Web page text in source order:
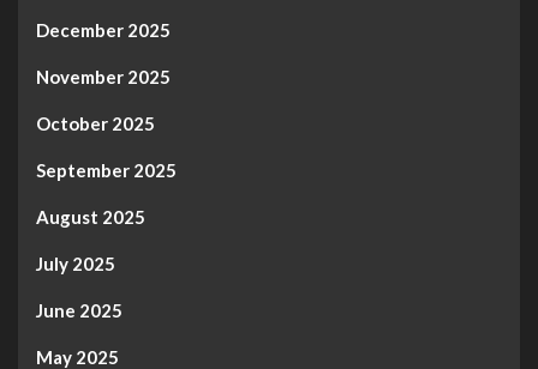
December 2025
November 2025
October 2025
September 2025
August 2025
July 2025
June 2025
May 2025